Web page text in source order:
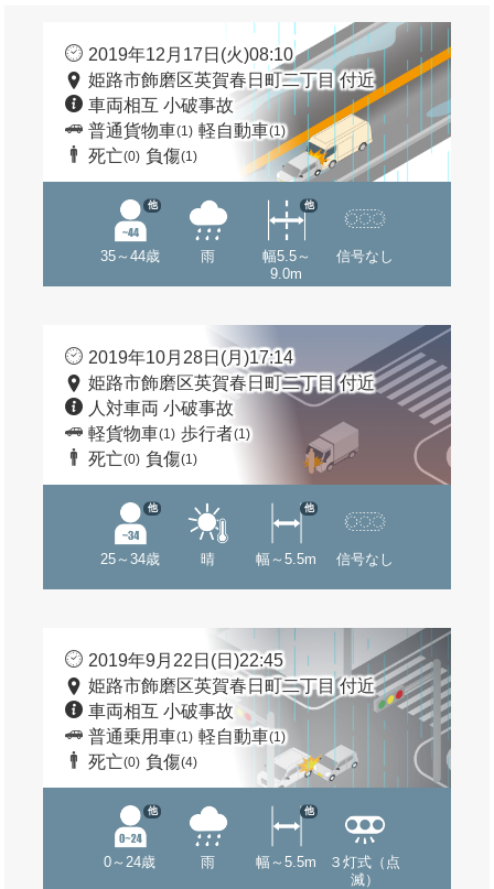
2019年12月17日(火)08:10
姫路市飾磨区英賀春日町二丁目 付近
車両相互 小破事故
普通貨物車(1) 軽自動車(1)
死亡(0) 負傷(1)
35～44歳
他
雨
幅5.5～
9.0m
他
信号なし
2019年10月28日(月)17:14
姫路市飾磨区英賀春日町二丁目 付近
人対車両 小破事故
軽貨物車(1) 歩行者(1)
死亡(0) 負傷(1)
25～34歳
他
晴 幅～5.5m
他
信号なし
2019年9月22日(日)22:45
姫路市飾磨区英賀春日町二丁目 付近
車両相互 小破事故
普通乗用車(1) 軽自動車(1)
死亡(0) 負傷(4)
0～24歳
他
雨 幅～5.5m
他
３灯式（点
滅）